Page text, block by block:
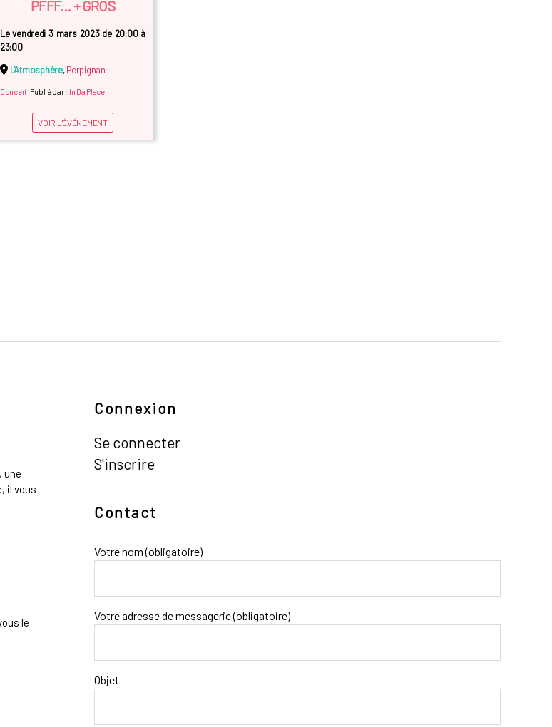
PFFF... + GROS
Le vendredi 3 mars 2023 de 20:00 à
23:00
L'Atmosphère,Perpignan
Concert| Publié par : In Da Place
VOIR L'ÉVÉNEMENT
une
il vous
le
Connexion
Se connecter
S'inscrire
Contact
Votre nom (obligatoire)
Votre adresse de messagerie (obligatoire)
Objet